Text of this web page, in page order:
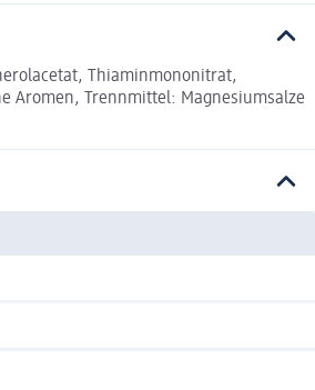
Thiaminmononitrat,
Aromen, Trennmittel: Magnesiumsalze